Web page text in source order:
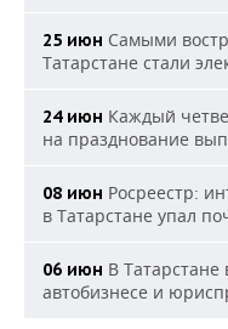
25 июн Самыми
Татарстане стали
24 июн Каждый
на празднование
08 июн Росреестр:
в Татарстане упал
06 июн В
автобизнесе и